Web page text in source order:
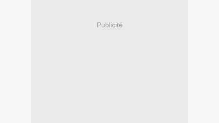
Publicité